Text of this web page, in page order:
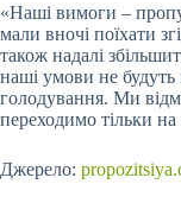
«Наші вимоги –
мали вночі поїхати
також надалі
наші умови не будуть
голодування. Ми
переходимо тільки
Джерело: